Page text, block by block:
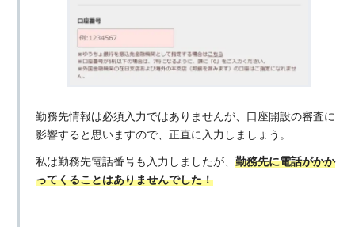
勤務先情報は必須入力ではありませんが、口座開設の審査に
影響すると思いますので、正直に入力しましょう。
私は勤務先電話番号も入力しましたが、 勤務先に電話がかか
ってくることはありませんでした！